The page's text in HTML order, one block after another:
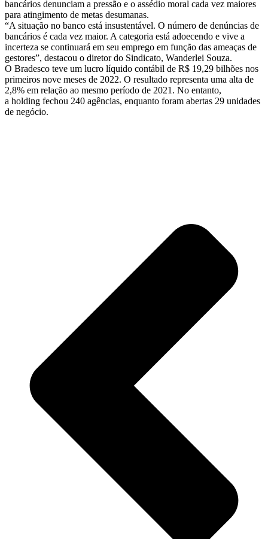
bancários denunciam a pressão e o assédio moral cada vez maiores
para atingimento de metas desumanas.
“A situação no banco está insustentável. O número de denúncias de
bancários é cada vez maior. A categoria está adoecendo e vive a
incerteza se continuará em seu emprego em função das ameaças de
gestores”, destacou o diretor do Sindicato, Wanderlei Souza.
O Bradesco teve um lucro líquido contábil de R$ 19,29 bilhões nos
primeiros nove meses de 2022. O resultado representa uma alta de
2,8% em relação ao mesmo período de 2021. No entanto,
a holding fechou 240 agências, enquanto foram abertas 29 unidades
de negócio.